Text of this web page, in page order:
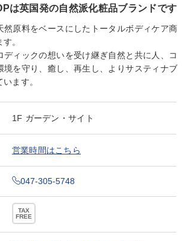
は英国発の自然派化粧品ブランドです
然原料をベースにしたトータルボディケア商
。
ディックの想いを受け継ぎ自然と共に人、コ
境を守り、癒し、再生し、よりサスティナブ
ます。
1F ガーデン・サイト
営業時間はこちら
047-305-5748
TAX
FREE